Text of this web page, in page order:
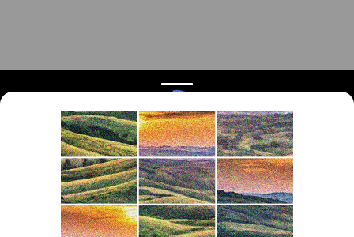
Поиск запчастей
Для автокомпаний
Авторазборки
О проекте
Помощь
Карта сайта